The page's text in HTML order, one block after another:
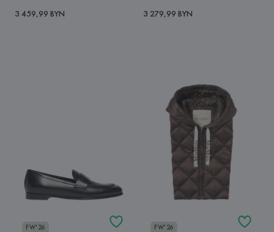
3 459,99 BYN
3 279,99 BYN
FW'26 FW'26